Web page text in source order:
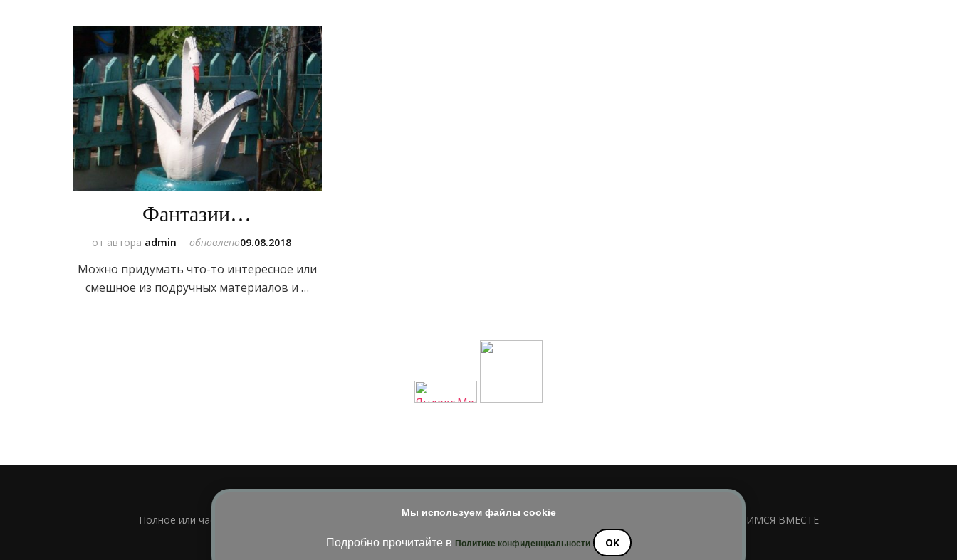
Фантазии…
от автора admin обновлено09.08.2018
Можно придумать что-то интересное или
смешное из подручных материалов и …
Мы используем файлы cookie
Подробно прочитайте в Политике конфиденциальности OK
Полное или частичное использование материала допускается только при наличии активной и индексируемой ссылки на
УЧИМСЯ ВМЕСТЕ
Blossom Diva | РазработанаТемы Blossom. На платформеWordPress